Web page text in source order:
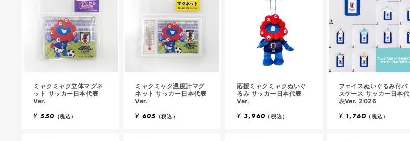
ミャクミャク立体マグネ
ット サッカー日本代表
Ver.
¥ 550 (税込）
ミャクミャク温度計マグ
ネット サッカー日本代表
Ver.
¥ 605 (税込）
応援ミャクミャクぬいぐ
るみ サッカー日本代表
Ver.
¥ 3,960 (税込）
フェイスぬいぐるみ付パ
スケース サッカー日本代
表Ver. 2026
¥ 1,760 (税込）